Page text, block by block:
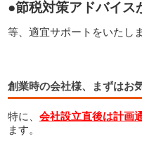
●節税対策アドバイス
等、適宜サポートをいたしま
創業時の会社様、まずはお
特に、会社設立直後は計画
ます。